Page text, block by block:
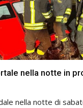
nella notte in
nella notte di